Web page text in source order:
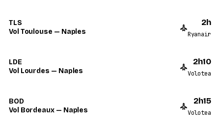
TLS
Vol Toulouse — Naples
2h
Ryanair
LDE
Vol Lourdes — Naples
2h10
Volotea
BOD
Vol Bordeaux — Naples
2h15
Volotea